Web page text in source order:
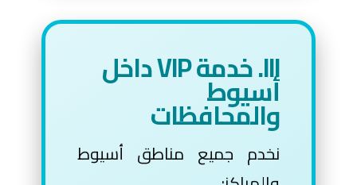
III. خدمة VIP داخل أسيوط
والمحافظات
نخدم جميع مناطق أسيوط